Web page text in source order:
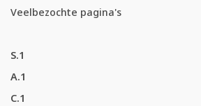
Veelbezochte pagina's
S.1
A.1
C.1